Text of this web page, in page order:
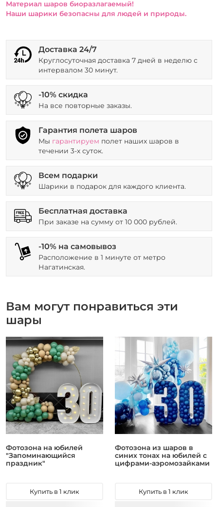
Материал шаров биоразлагаемый!
Наши шарики безопасны для людей и природы.
Доставка 24/7
Круглосуточная доставка 7 дней в неделю с
интервалом 30 минут.
-10% скидка
На все повторные заказы.
Гарантия полета шаров
Мы гарантируем полет наших шаров в
течении 3-х суток.
Всем подарки
Шарики в подарок для каждого клиента.
Бесплатная доставка
При заказе на сумму от 10 000 рублей.
-10% на самовывоз
Расположение в 1 минуте от метро
Нагатинская.
Вам могут понравиться эти
шары
Фотозона на юбилей
"Запоминающийся
праздник"
Купить в 1 клик
Фотозона из шаров в
синих тонах на юбилей с
цифрами-аэромозайками
Купить в 1 клик